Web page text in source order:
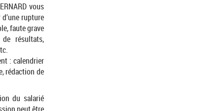
vous
rupture
faute grave
résultats,
: calendrier
rédaction de
du salarié
peut être